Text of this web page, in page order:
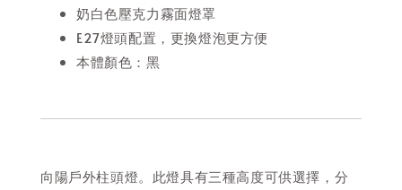
奶白色壓克力霧面燈罩
E27燈頭配置，更換燈泡更方便
本體顏色：黑
向陽戶外柱頭燈。此燈具有三種高度可供選擇，分